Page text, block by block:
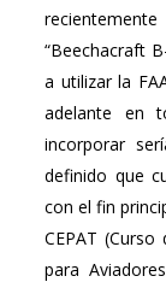
“Beechacraft
a utilizar la
adelante en
incorporar
definido que
con el fin
CEPAT
para